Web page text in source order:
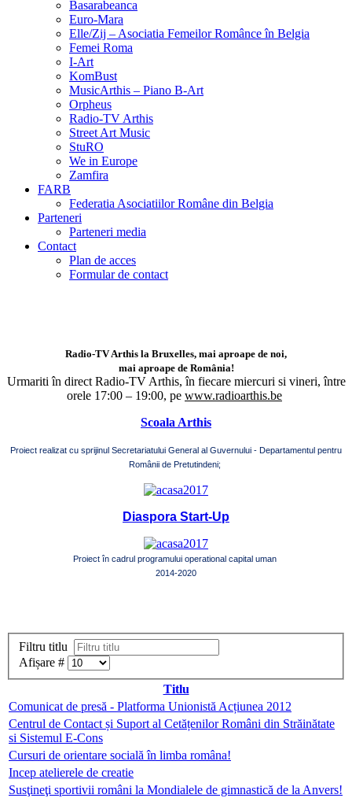
Basarabeanca
Euro-Mara
Elle/Zij – Asociatia Femeilor Românce în Belgia
Femei Roma
I-Art
KomBust
MusicArthis – Piano B-Art
Orpheus
Radio-TV Arthis
Street Art Music
StuRO
We in Europe
Zamfira
FARB
Federatia Asociatiilor Române din Belgia
Parteneri
Parteneri media
Contact
Plan de acces
Formular de contact
Radio-TV Arthis la Bruxelles, mai aproape de noi,
mai aproape de România!
Urmariti în direct Radio-TV Arthis, în fiecare miercuri si vineri, între
orele 17:00 – 19:00, pe www.radioarthis.be
Scoala Arthis
Proiect realizat cu sprijinul Secretariatului General al Guvernului - Departamentul pentru
Românii de Pretutindeni;
Diaspora Start-Up
Proiect în cadrul programului operational capital uman
2014-2020
Filtru titlu
Afișare #
Titlu
Comunicat de presă - Platforma Unionistă Acțiunea 2012
Centrul de Contact și Suport al Cetățenilor Români din Străinătate
si Sistemul E-Cons
Cursuri de orientare socială în limba româna!
Incep atelierele de creatie
Susţineţi sportivii români la Mondialele de gimnastică de la Anvers!